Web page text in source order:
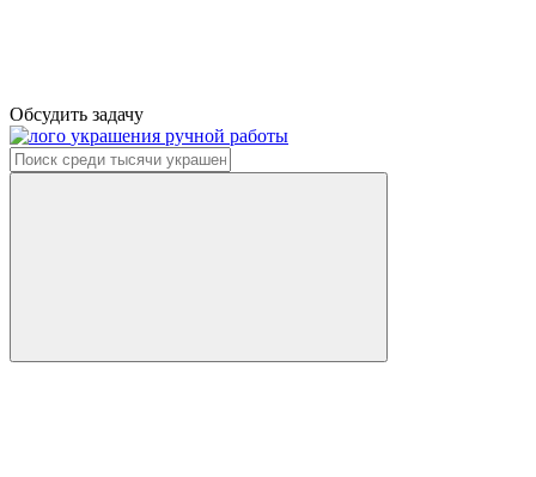
Обсудить задачу
украшения ручной работы